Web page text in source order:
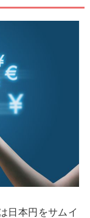
日本円をサムイ